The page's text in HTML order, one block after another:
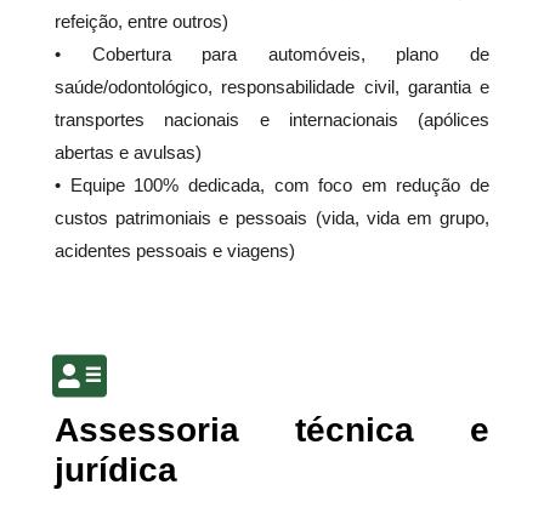
refeição, entre outros)
• Cobertura para automóveis, plano de
saúde/odontológico, responsabilidade civil, garantia e
transportes nacionais e internacionais (apólices
abertas e avulsas)
• Equipe 100% dedicada, com foco em redução de
custos patrimoniais e pessoais (vida, vida em grupo,
acidentes pessoais e viagens)
Assessoria técnica e
jurídica